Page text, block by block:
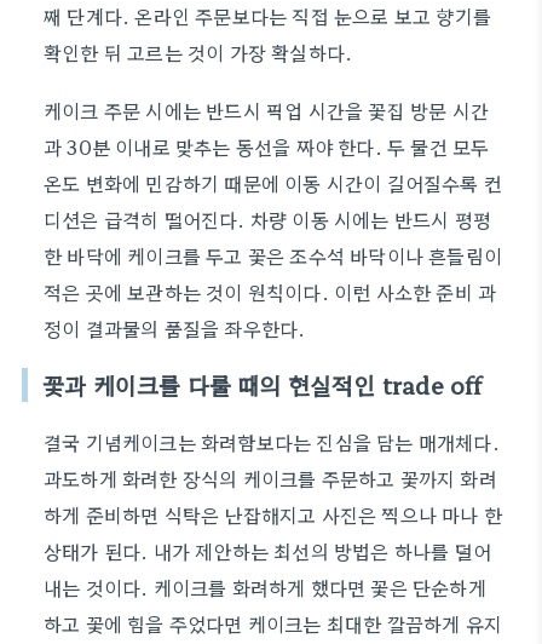
째 단계다. 온라인 주문보다는 직접 눈으로 보고 향기를
확인한 뒤 고르는 것이 가장 확실하다.
케이크 주문 시에는 반드시 픽업 시간을 꽃집 방문 시간
과 30분 이내로 맞추는 동선을 짜야 한다. 두 물건 모두
온도 변화에 민감하기 때문에 이동 시간이 길어질수록 컨
디션은 급격히 떨어진다. 차량 이동 시에는 반드시 평평
한 바닥에 케이크를 두고 꽃은 조수석 바닥이나 흔들림이
적은 곳에 보관하는 것이 원칙이다. 이런 사소한 준비 과
정이 결과물의 품질을 좌우한다.
꽃과 케이크를 다룰 때의 현실적인 trade off
결국 기념케이크는 화려함보다는 진심을 담는 매개체다.
과도하게 화려한 장식의 케이크를 주문하고 꽃까지 화려
하게 준비하면 식탁은 난잡해지고 사진은 찍으나 마나 한
상태가 된다. 내가 제안하는 최선의 방법은 하나를 덜어
내는 것이다. 케이크를 화려하게 했다면 꽃은 단순하게
하고 꽃에 힘을 주었다면 케이크는 최대한 깔끔하게 유지